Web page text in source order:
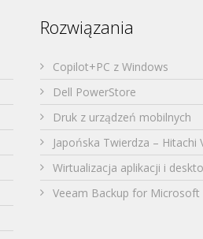
Rozwiązania
Copilot+PC z Windows
Dell PowerStore
Druk z urządzeń mobilnych
Japońska Twierdza – Hitachi
Wirtualizacja aplikacji i
Veeam Backup for Microsoft